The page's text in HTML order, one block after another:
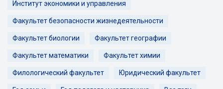
Институт экономики и управления
Факультет безопасности жизнедеятельности
Факультет биологии Факультет географии
Факультет математики Факультет химии
Филологический факультет Юридический факультет